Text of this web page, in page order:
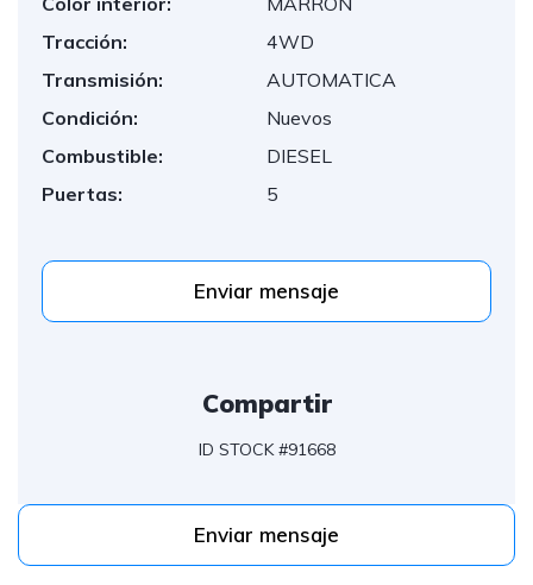
Tracción:
4WD
Transmisión:
AUTOMATICA
Condición:
Nuevos
Combustible:
DIESEL
Puertas:
5
Enviar mensaje
Compartir
ID STOCK #91668
Enviar mensaje